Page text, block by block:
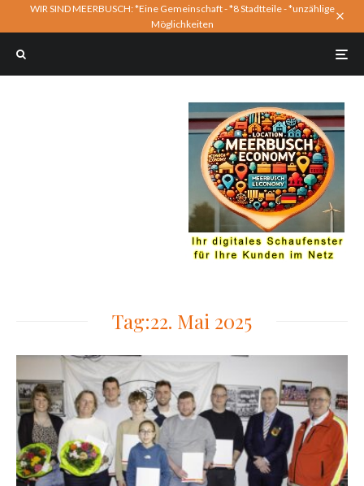
WIR SIND MEERBUSCH: *Eine Gemeinschaft - *8 Stadtteile - *unzählige
Möglichkeiten
Tag:22. Mai 2025